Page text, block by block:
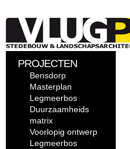
PROJECTEN
Bensdorp
Masterplan
Legmeerbos
Duurzaamheids
matrix
Voorlopig ontwerp
Legmeerbos